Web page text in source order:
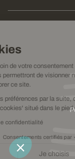
vos cookies
Nous avons besoin de
cookies qui vous
aideront à améliorer ce
Pour modifier vos
'Préférences de
Lire la politique de
Je refuse